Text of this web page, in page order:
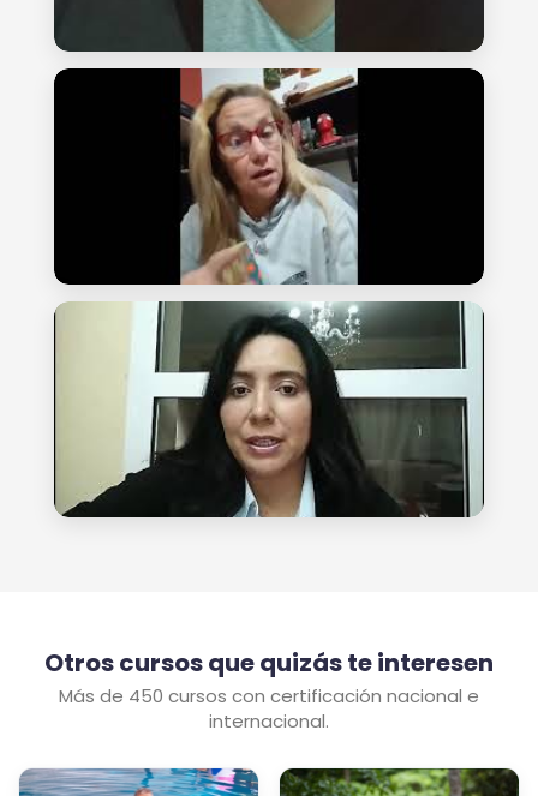
Otros cursos que quizás te interesen
Más de 450 cursos con certificación nacional e
internacional.